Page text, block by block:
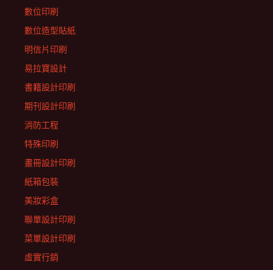
數位印刷
數位造型貼紙
明信片印刷
易拉寶設計
書籍設計印刷
期刊設計印刷
消防工程
特殊印刷
畫冊設計印刷
紙箱包裝
美妝彩盒
聯單設計印刷
菜單設計印刷
虛實行銷